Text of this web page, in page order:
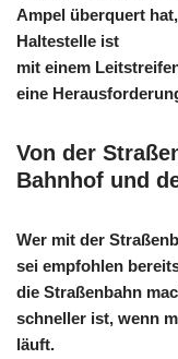
Ampel überquert
Haltestelle ist
mit einem
eine
Von der
Bahnhof und
Wer mit der
sei empfohlen
die Straßenbahn
schneller ist, wenn
läuft.